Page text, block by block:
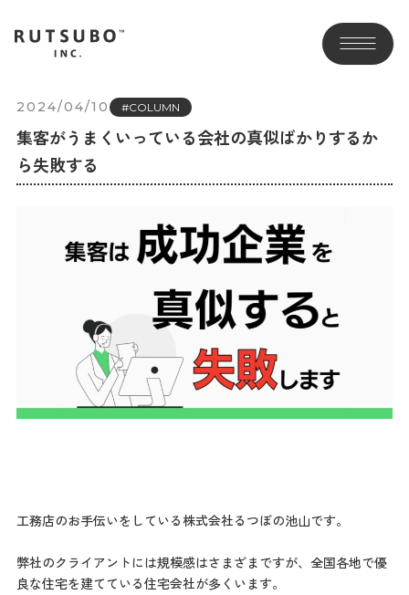
2024/04/10 #COLUMN
集客がうまくいっている会社の真似ばかりするか
ら失敗する
工務店のお手伝いをしている株式会社るつぼの池山です。
弊社のクライアントには規模感はさまざまですが、全国各地で優
良な住宅を建てている住宅会社が多くいます。